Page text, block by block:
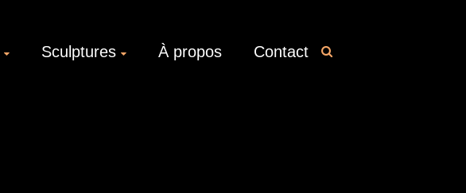
Sculptures À propos Contact